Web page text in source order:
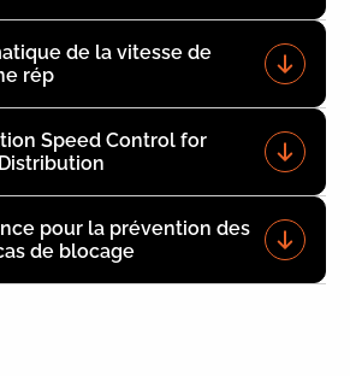
de la vitesse de
rép
Speed Control for
pour la prévention des
de blocage